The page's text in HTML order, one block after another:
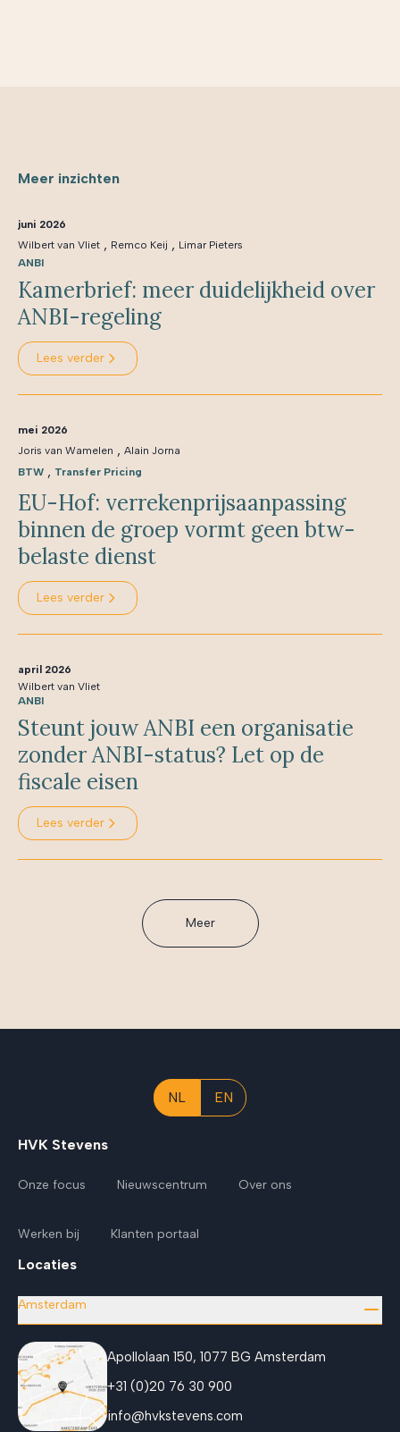
Meer inzichten
juni 2026
Wilbert van Vliet , Remco Keij , Limar Pieters
ANBI
Kamerbrief: meer duidelijkheid over
ANBI-regeling
Lees verder
mei 2026
Joris van Wamelen , Alain Jorna
BTW , Transfer Pricing
EU-Hof: verrekenprijsaanpassing
binnen de groep vormt geen btw-
belaste dienst
Lees verder
april 2026
Wilbert van Vliet
ANBI
Steunt jouw ANBI een organisatie
zonder ANBI-status? Let op de
fiscale eisen
Lees verder
Meer
NL EN
HVK Stevens
Onze focus Nieuwscentrum Over ons
Werken bij Klanten portaal
Locaties
Amsterdam
Apollolaan 150, 1077 BG Amsterdam
+31 (0)20 76 30 900
info@hvkstevens.com